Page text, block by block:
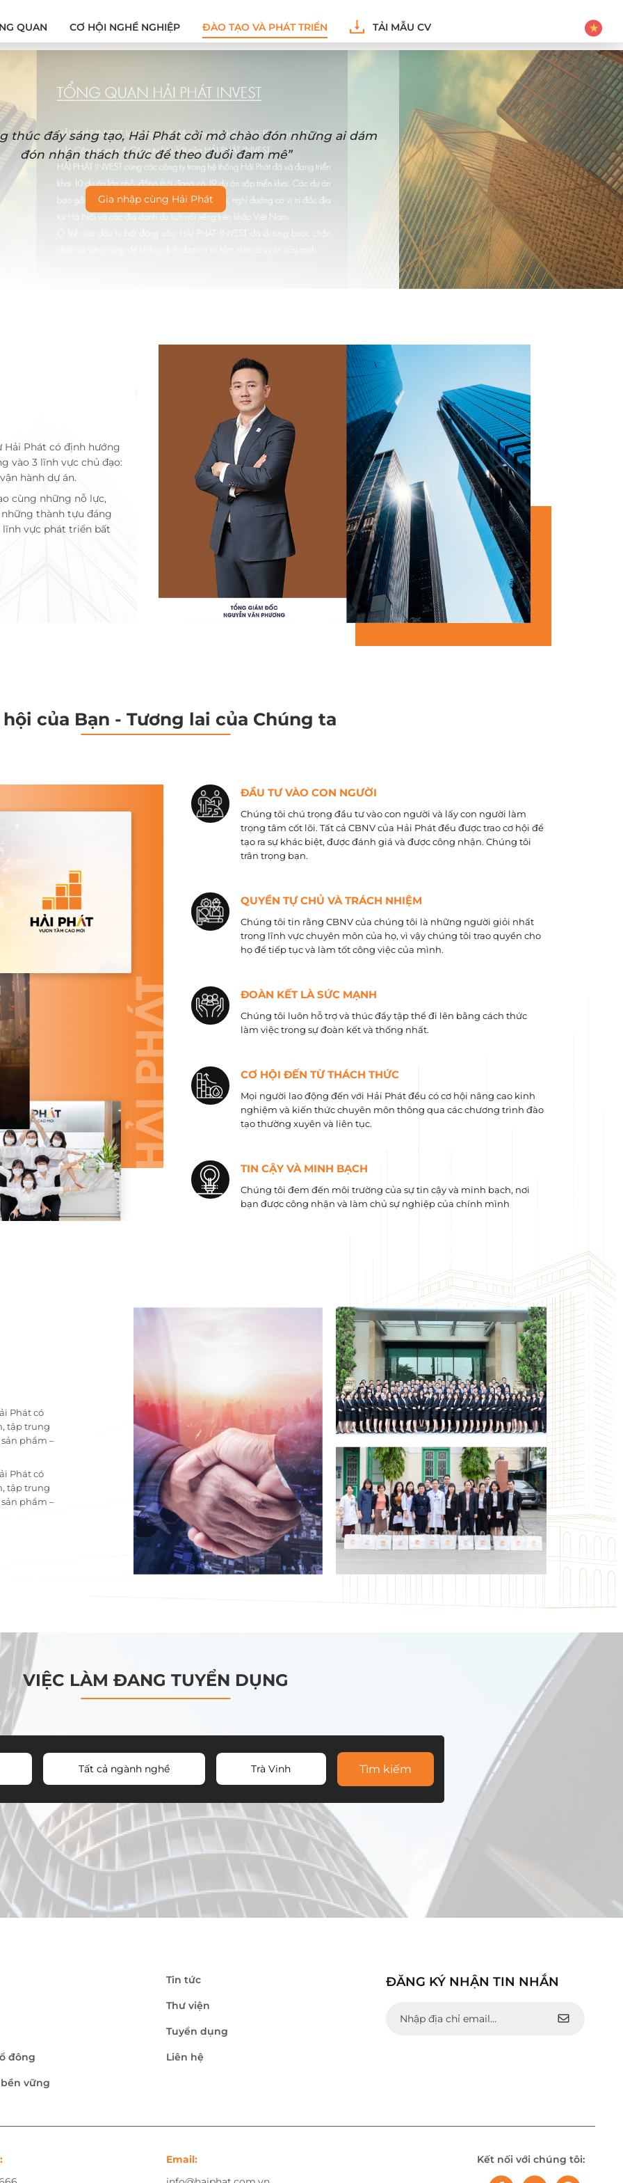
QUAN CƠ HỘI NGHỀ NGHIỆP ĐÀO TẠO VÀ PHÁT TRIỂN TẢI MẪU CV
thúc đẩy sáng tạo, Hải Phát cởi mở chào đón những ai dám
đón nhận thách thức để theo đuổi đam mê”
Gia nhập cùng Hải Phát
Hải Phát có định hướng
vào 3 lĩnh vực chủ đạo:
hành dự án.
cùng những nỗ lực,
những thành tựu đáng
vực phát triển bất
hội của Bạn - Tương lai của Chúng ta
ĐẦU TƯ VÀO CON NGƯỜI
Chúng tôi chú trọng đầu tư vào con người và lấy con người làm
trọng tâm cốt lõi. Tất cả CBNV của Hải Phát đều được trao cơ hội để
tạo ra sự khác biệt, được đánh giá và được công nhận. Chúng tôi
trân trọng bạn.
QUYỀN TỰ CHỦ VÀ TRÁCH NHIỆM
Chúng tôi tin rằng CBNV của chúng tôi là những người giỏi nhất
trong lĩnh vực chuyên môn của họ, vì vậy chúng tôi trao quyền cho
họ để tiếp tục và làm tốt công việc của mình.
ĐOÀN KẾT LÀ SỨC MẠNH
Chúng tôi luôn hỗ trợ và thúc đẩy tập thể đi lên bằng cách thức
làm việc trong sự đoàn kết và thống nhất.
CƠ HỘI ĐẾN TỪ THÁCH THỨC
Mọi người lao động đến với Hải Phát đều có cơ hội nâng cao kinh
nghiệm và kiến ​​thức chuyên môn thông qua các chương trình đào
tạo thường xuyên và liên tục.
TIN CẬY VÀ MINH BẠCH
Chúng tôi đem đến môi trường của sự tin cậy và minh bạch, nơi
bạn được công nhận và làm chủ sự nghiệp của chính mình
Phát có
tập trung
phẩm –
Phát có
tập trung
phẩm –
VIỆC LÀM ĐANG TUYỂN DỤNG
Tất cả ngành nghề Trà Vinh Tìm kiếm
đông
vững
Tin tức
Thư viện
Tuyển dụng
Liên hệ
ĐĂNG KÝ NHẬN TIN NHẮN
Email:
Kết nối với chúng tôi: